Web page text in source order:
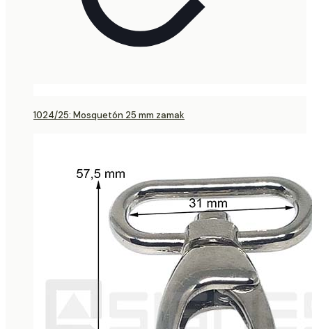
1024/25: Mosquetón 25 mm zamak